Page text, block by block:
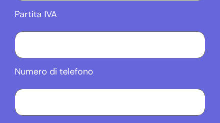
Partita IVA
Numero di telefono